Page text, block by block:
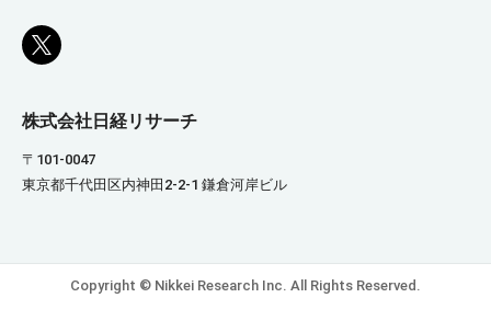
株式会社日経リサーチ
〒101-0047
東京都千代田区内神田2-2-1 鎌倉河岸ビル
Copyright © Nikkei Research Inc. All Rights Reserved.